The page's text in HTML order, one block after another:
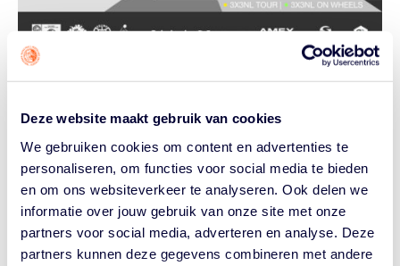
Deze website maakt gebruik van cookies
We gebruiken cookies om content en advertenties te
personaliseren, om functies voor social media te bieden
en om ons websiteverkeer te analyseren. Ook delen we
informatie over jouw gebruik van onze site met onze
partners voor social media, adverteren en analyse. Deze
partners kunnen deze gegevens combineren met andere
De 3x3NL Tour komt ook dit jaar natuurlijk terug op de
jaar trekt de tour kriskras door het land met een mix van
vertrouwde locaties, nieuwe speelsteden en extra
internationale kansen voor de beste teams.
Toevoegen aan kalender